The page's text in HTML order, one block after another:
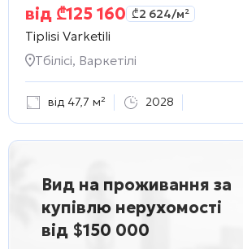
від ₾125 160 ₾2 624/м²
Tiplisi Varketili
Тбілісі, Варкетілі
від 47,7 м² 2028
Вид на проживання за
купівлю нерухомості
від $150 000